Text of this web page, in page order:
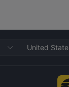
United